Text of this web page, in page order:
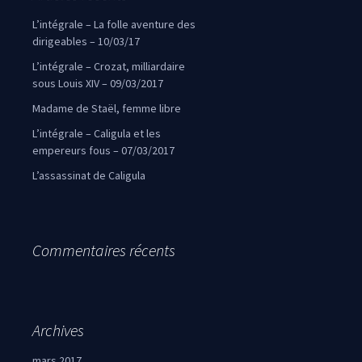
L’intégrale – La folle aventure des
dirigeables – 10/03/17
L’intégrale – Crozat, milliardaire
sous Louis XIV – 09/03/2017
Madame de Staël, femme libre
L’intégrale – Caligula et les
empereurs fous – 07/03/2017
L’assassinat de Caligula
Commentaires récents
Archives